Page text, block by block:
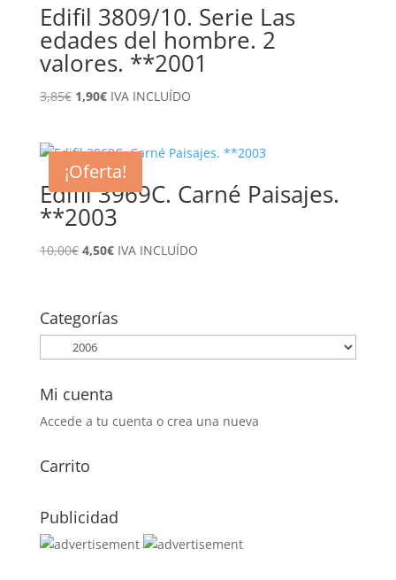
Edifil 3809/10. Serie Las
edades del hombre. 2
valores. **2001
3,85€ El
era:
3,85€.
1,90€El
es:
1,90€.
IVA INCLUÍDO
¡Oferta!
Edifil 3969C. Carné Paisajes.
**2003
10,00€ El
era:
10,00€.
4,50€El
4,50€.
IVA INCLUÍDO
Categorías
Mi cuenta
Accede a tu cuenta o crea una nueva
Carrito
Publicidad